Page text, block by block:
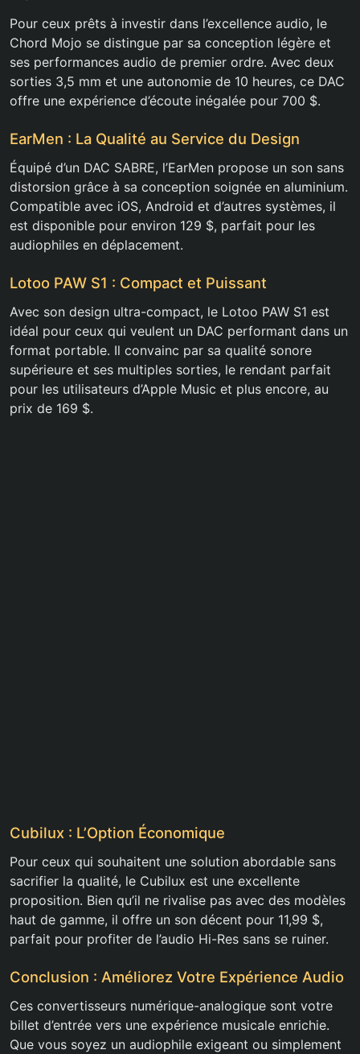
Pour ceux prêts à investir dans l’excellence audio, le
Chord Mojo se distingue par sa conception légère et
ses performances audio de premier ordre. Avec deux
sorties 3,5 mm et une autonomie de 10 heures, ce DAC
offre une expérience d’écoute inégalée pour 700 $.
EarMen : La Qualité au Service du Design
Équipé d’un DAC SABRE, l’EarMen propose un son sans
distorsion grâce à sa conception soignée en aluminium.
Compatible avec iOS, Android et d’autres systèmes, il
est disponible pour environ 129 $, parfait pour les
audiophiles en déplacement.
Lotoo PAW S1 : Compact et Puissant
Avec son design ultra-compact, le Lotoo PAW S1 est
idéal pour ceux qui veulent un DAC performant dans un
format portable. Il convainc par sa qualité sonore
supérieure et ses multiples sorties, le rendant parfait
pour les utilisateurs d’Apple Music et plus encore, au
prix de 169 $.
Cubilux : L’Option Économique
Pour ceux qui souhaitent une solution abordable sans
sacrifier la qualité, le Cubilux est une excellente
proposition. Bien qu’il ne rivalise pas avec des modèles
haut de gamme, il offre un son décent pour 11,99 $,
parfait pour profiter de l’audio Hi-Res sans se ruiner.
Conclusion : Améliorez Votre Expérience Audio
Ces convertisseurs numérique-analogique sont votre
billet d’entrée vers une expérience musicale enrichie.
Que vous soyez un audiophile exigeant ou simplement